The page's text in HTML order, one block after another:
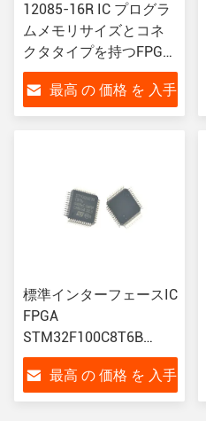
12085-16R IC プログラ
ムメモリサイズとコネ
クタタイプを持つFPGA
電子部品
最高 の 価格 を 入手
標準インターフェースIC
FPGA
STM32F100C8T6B
100% オリジナル電子部
品
最高 の 価格 を 入手